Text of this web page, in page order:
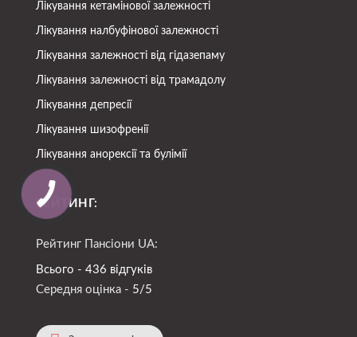
Лікування кетамінової залежності
Лікування налбуфінової залежності
Лікування залежності від гідазепаму
Лікування залежності від трамадолу
Лікування депресії
Лікування шизофренії
Лікування анорексії та булімії
РЕЙТИНГ:
Рейтинг Пансіони UA:
Всього - 436 відгуків
Середня оцінка - 5/5